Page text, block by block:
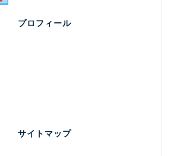
プロフィール
サイトマップ